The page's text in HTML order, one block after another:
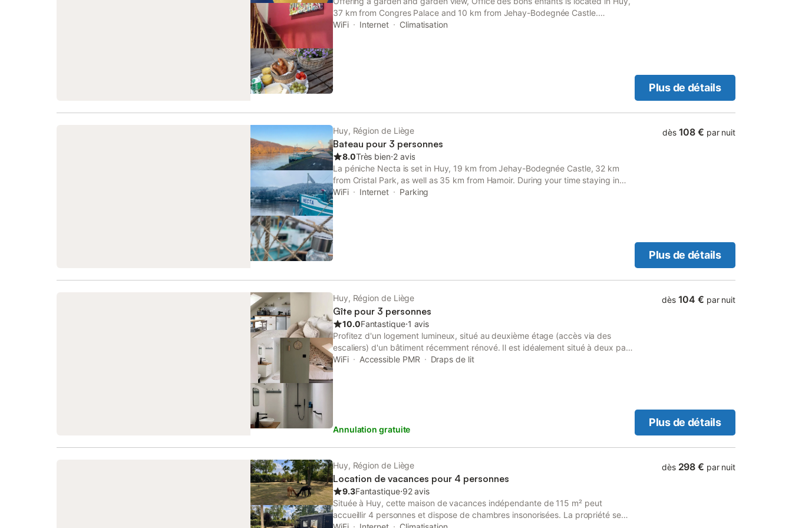
37 km from Congres Palace and 10 km from Jehay-Bodegnée Castle.
Featuring a shared kitchen, this property also provides guests with a picnic
WiFi Internet Climatisation
Plus de détails
Huy, Région de Liège
Bateau pour 3 personnes
8.0Très bien⋅2 avis
La péniche Necta is set in Huy, 19 km from Jehay-Bodegnée Castle, 32 km
from Cristal Park, as well as 35 km from Hamoir. During your time staying in
this recently renovated boat, dating back to 1950, you will have access to free
WiFi Internet Parking
dès 108 € par nuit
Plus de détails
Huy, Région de Liège
Gîte pour 3 personnes
10.0Fantastique⋅1 avis
Profitez d'un logement lumineux, situé au deuxième étage (accès via des
escaliers) d'un bâtiment récemment rénové. Il est idéalement situé à deux pas
de la grand place de Huy, dans le quartier historique de la ville. Le studio est
WiFi Accessible PMR Draps de lit
Annulation gratuite
dès 104 € par nuit
Plus de détails
Huy, Région de Liège
Location de vacances pour 4 personnes
9.3Fantastique⋅92 avis
Située à Huy, cette maison de vacances indépendante de 115 m² peut
accueillir 4 personnes et dispose de chambres insonorisées. La propriété se
dès 298 € par nuit